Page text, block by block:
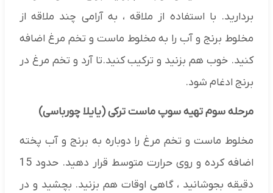
بردارید. با استفاده از ملاقه ، به آرامی چند ملاقه از
مخلوط برنج و آب را به مخلوط ماست و تخم مرغ اضافه
کنید. خوب هم بزنید و ترکیب کنید.تا آرد و تخم مرغ در
برنج ادغام شود.
مرحله سوم تهیه سوپ ماست ترکی (یایلا چورباسی)
مخلوط ماست و تخم مرغ را دوباره به برنج و آب پخته
اضافه کرده و روی حرارت متوسط قرار دهید. حدود 15
دقیقه بجوشانید ، گاهی اوقات هم بزنید. بچشید و در